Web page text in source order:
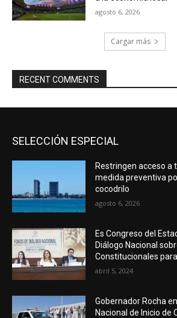
agosto 6, 2026
Cargar más
RECENT COMMENTS
SELECCIÓN ESPECIAL
Restringen acceso a
medida preventiva
cocodrilo
agosto 6, 2026
Es Congreso del
Diálogo Nacional
Constitucionales
abril 5, 2024
Gobernador Rocha
Nacional de Inicio de